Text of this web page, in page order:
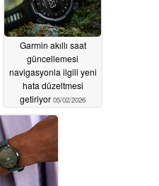
Garmin akıllı saat
güncellemesi
navigasyonla ilgili yeni
hata düzeltmesi
getiriyor 05/02/2026